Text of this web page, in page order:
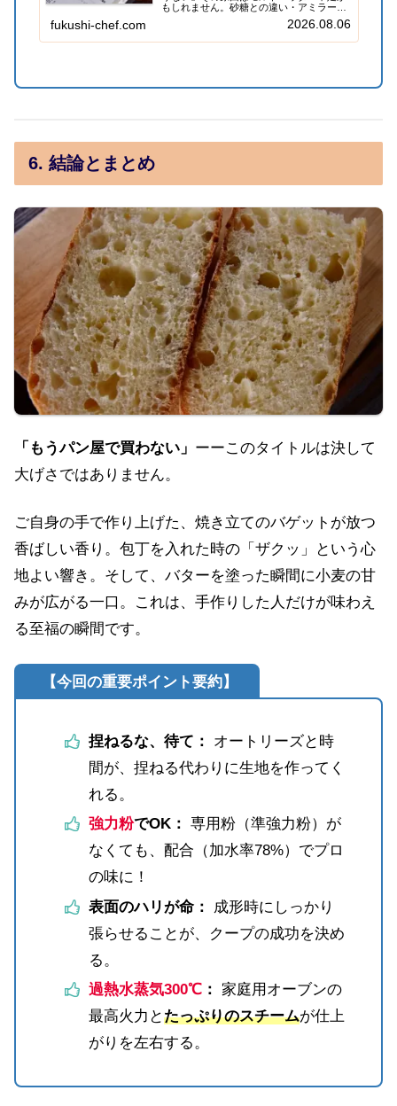
もしれません。砂糖との違い・アミラーゼ
の働き・家庭オーブンで失敗しないコツを
プロ講師がわかりやすく解説します。
fukushi-chef.com 2026.08.06
6. 結論とまとめ
「もうパン屋で買わない」 ーーこのタイトルは決して
大げさではありません。
ご自身の手で作り上げた、焼き立てのバゲットが放つ
香ばしい香り。包丁を入れた時の「ザクッ」という心
地よい響き。そして、バターを塗った瞬間に小麦の甘
みが広がる一口。これは、手作りした人だけが味わえ
る至福の瞬間です。
【今回の重要ポイント要約】
捏ねるな、待て：
オートリーズと時
間が、捏ねる代わりに生地を作ってく
れる。
強力粉でOK： 専用粉（準強力粉）が
なくても、配合（加水率78%）でプロ
の味に！
表面のハリが命：
成形時にしっかり
張らせることが、クープの成功を決め
る。
過熱水蒸気300℃ ：
家庭用オーブンの
最高火力とたっぷりのスチームが仕上
がりを左右する。